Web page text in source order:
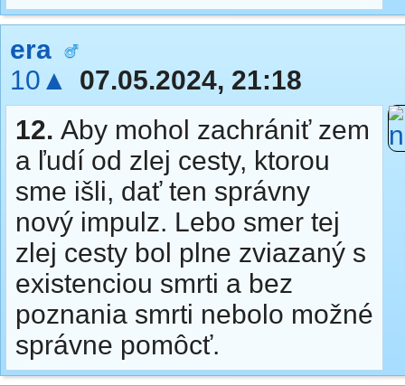
era
10▲
07.05.2024, 21:18
12. Aby mohol zachrániť zem
a ľudí od zlej cesty, ktorou
sme išli, dať ten správny
nový impulz. Lebo smer tej
zlej cesty bol plne zviazaný s
existenciou smrti a bez
poznania smrti nebolo možné
správne pomôcť.